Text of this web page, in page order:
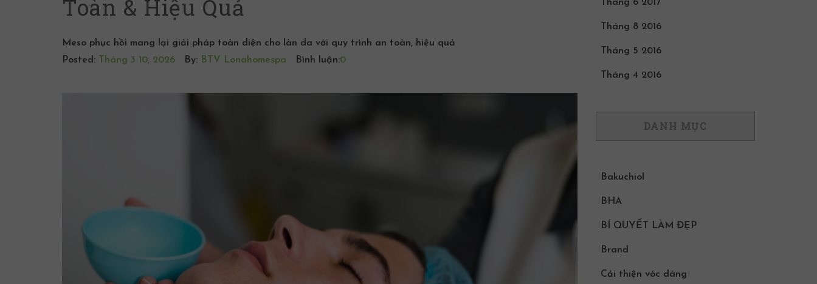
Toàn & Hiệu Quả
Meso phục hồi mang lại giải pháp toàn diện cho làn da với quy trình an toàn, hiệu quả
Posted:
Tháng 3 10, 2026 By: BTV Lonahomespa Bình luận:0
Tháng 6 2017
Tháng 8 2016
Tháng 5 2016
Tháng 4 2016
DANH MỤC
Bakuchiol
BHA
BÍ QUYẾT LÀM ĐẸP
Brand
Cải thiện vóc dáng